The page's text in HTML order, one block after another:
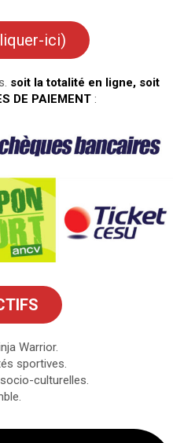
ici)
soit la totalité en ligne, soit
DE PAIEMENT :
Warrior.
sportives.
culturelles.